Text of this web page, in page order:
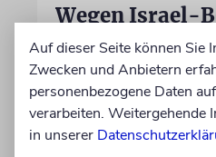
Wegen Israel-
Irisches
kann nicht
landen
Beim Kauf der
das System »FalconEye«
Auf dieser Seite können Sie
Zwecken und Anbietern
personenbezogene Daten
verarbeiten. Weitergehende
in unserer